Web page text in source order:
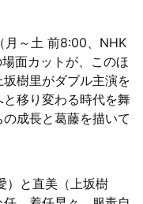
月～土 前8:00、NHK
面カットが、このほ
樹里がダブル主演を
移り変わる時代を舞
成長と葛藤を描いて
）と直美（上坂樹